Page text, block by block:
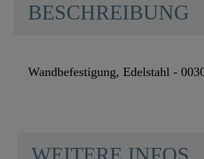
BESCHREIBUNG
Wandbefestigung, Edelstahl -